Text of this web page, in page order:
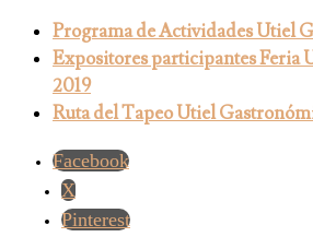
Programa de Actividades Utiel
Expositores participantes Feria
2019
Ruta del Tapeo Utiel
Facebook
X
Pinterest